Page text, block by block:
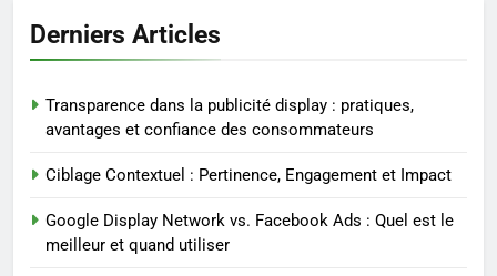
Derniers Articles
Transparence dans la publicité display : pratiques,
avantages et confiance des consommateurs
Ciblage Contextuel : Pertinence, Engagement et Impact
Google Display Network vs. Facebook Ads : Quel est le
meilleur et quand utiliser